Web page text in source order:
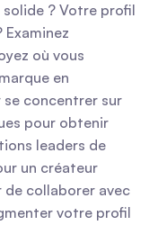
? Votre profil
où vous
en
concentrer sur
pour obtenir
leaders de
un créateur
collaborer avec
votre profil